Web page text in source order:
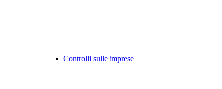
Controlli sulle imprese